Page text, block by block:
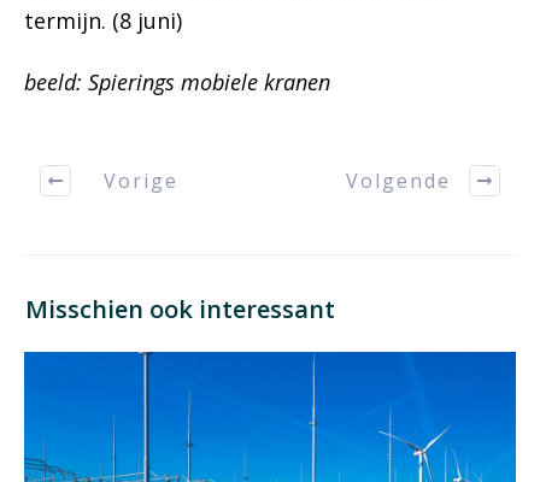
termijn. (8 juni)
beeld: Spierings mobiele kranen
Vorige Volgende
Misschien ook interessant